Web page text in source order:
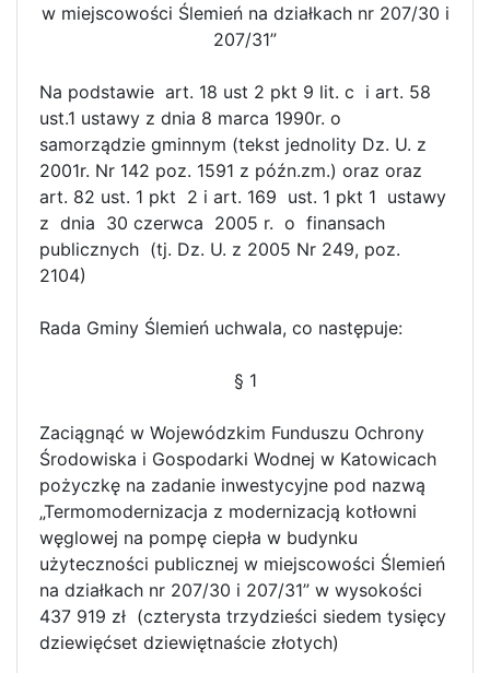
w miejscowości Ślemień na działkach nr 207/30 i
207/31”
Na podstawie art. 18 ust 2 pkt 9 lit. c i art. 58
ust.1 ustawy z dnia 8 marca 1990r. o
samorządzie gminnym (tekst jednolity Dz. U. z
2001r. Nr 142 poz. 1591 z późn.zm.) oraz oraz
art. 82 ust. 1 pkt 2 i art. 169 ust. 1 pkt 1 ustawy
z dnia 30 czerwca 2005 r. o finansach
publicznych (tj. Dz. U. z 2005 Nr 249, poz.
2104)
Rada Gminy Ślemień uchwala, co następuje:
§ 1
Zaciągnąć w Wojewódzkim Funduszu Ochrony
Środowiska i Gospodarki Wodnej w Katowicach
pożyczkę na zadanie inwestycyjne pod nazwą
„Termomodernizacja z modernizacją kotłowni
węglowej na pompę ciepła w budynku
użyteczności publicznej w miejscowości Ślemień
na działkach nr 207/30 i 207/31” w wysokości
437 919 zł (czterysta trzydzieści siedem tysięcy
dziewięćset dziewiętnaście złotych)